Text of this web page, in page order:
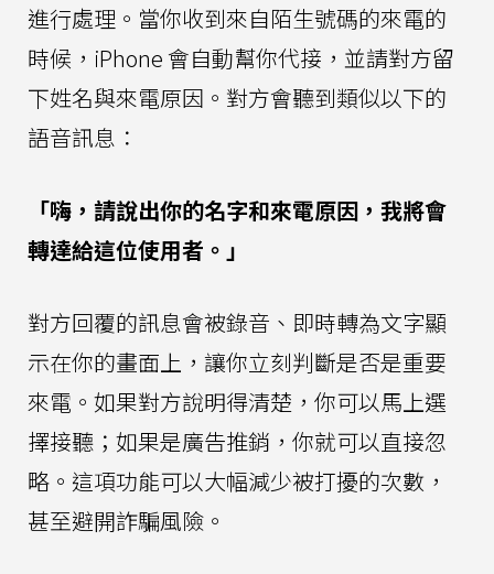
進行處理。當你收到來自陌生號碼的來電的
時候，iPhone 會自動幫你代接，並請對方留
下姓名與來電原因。對方會聽到類似以下的
語音訊息：
「嗨，請說出你的名字和來電原因，我將會
轉達給這位使用者。」
對方回覆的訊息會被錄音、即時轉為文字顯
示在你的畫面上，讓你立刻判斷是否是重要
來電。如果對方說明得清楚，你可以馬上選
擇接聽；如果是廣告推銷，你就可以直接忽
略。這項功能可以大幅減少被打擾的次數，
甚至避開詐騙風險。